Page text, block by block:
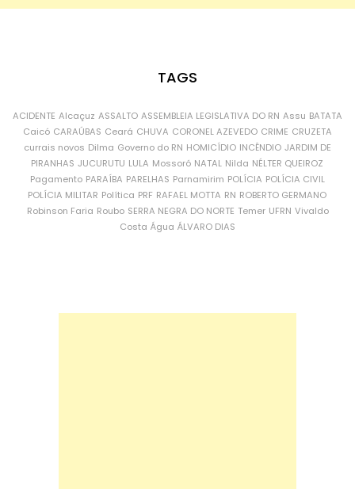
TAGS
ACIDENTE Alcaçuz ASSALTO ASSEMBLEIA LEGISLATIVA DO RN Assu BATATA
Caicó CARAÚBAS Ceará CHUVA CORONEL AZEVEDO CRIME CRUZETA
currais novos Dilma Governo do RN HOMICÍDIO INCÊNDIO JARDIM DE
PIRANHAS JUCURUTU LULA Mossoró NATAL Nilda NÉLTER QUEIROZ
Pagamento PARAÍBA PARELHAS Parnamirim POLÍCIA POLÍCIA CIVIL
POLÍCIA MILITAR Política PRF RAFAEL MOTTA RN ROBERTO GERMANO
Robinson Faria Roubo SERRA NEGRA DO NORTE Temer UFRN Vivaldo
Costa Água ÁLVARO DIAS